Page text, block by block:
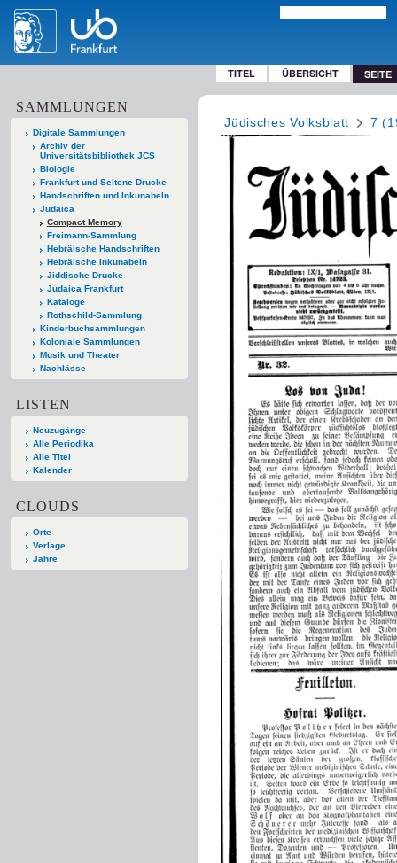
TITEL ÜBERSICHT SEITE
SAMMLUNGEN
Digitale Sammlungen
Archiv der
Universitätsbibliothek JCS
Biologie
Frankfurt und Seltene Drucke
Handschriften und Inkunabeln
Judaica
Compact Memory
Freimann-Sammlung
Hebräische Handschriften
Hebräische Inkunabeln
Jiddische Drucke
Judaica Frankfurt
Kataloge
Rothschild-Sammlung
Kinderbuchsammlungen
Koloniale Sammlungen
Musik und Theater
Nachlässe
LISTEN
Neuzugänge
Alle Periodika
Alle Titel
Kalender
CLOUDS
Orte
Verlage
Jahre
Jüdisches Volksblatt 7